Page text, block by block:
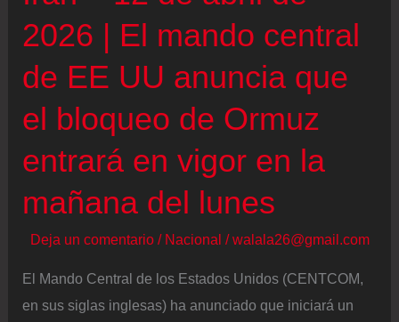
por
EE
atraviesan
estrecho
de
al
bloqueo
2026 | El mando central
de EE UU anuncia que
el bloqueo de Ormuz
entrará en vigor en la
mañana del lunes
Deja un comentario / Nacional /walala26@gmail.com
El Mando Central de los Estados Unidos (CENTCOM,
en sus siglas inglesas) ha anunciado que iniciará un